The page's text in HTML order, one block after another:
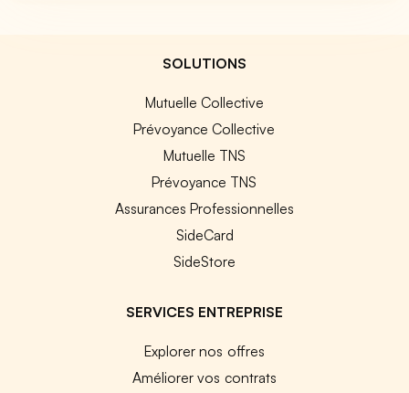
SOLUTIONS
Mutuelle Collective
Prévoyance Collective
Mutuelle TNS
Prévoyance TNS
Assurances Professionnelles
SideCard
SideStore
SERVICES ENTREPRISE
Explorer nos offres
Améliorer vos contrats